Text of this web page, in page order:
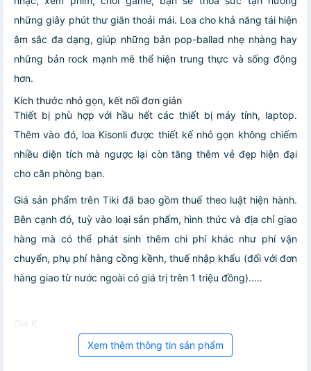
những giây phút thư giãn thoải mái. Loa cho khả năng tái hiện
âm sắc đa dạng, giúp những bản pop-ballad nhẹ nhàng hay
những bản rock mạnh mẽ thể hiện trung thực và sống động
hơn.
Kích thước nhỏ gọn, kết nối đơn giản
Thiết bị phù hợp với hầu hết các thiết bị máy tính, laptop.
Thêm vào đó, loa Kisonli được thiết kế nhỏ gọn không chiếm
nhiều diện tích mà ngược lại còn tăng thêm vẻ đẹp hiện đại
cho căn phòng bạn.
Giá sản phẩm trên Tiki đã bao gồm thuế theo luật hiện hành.
Bên cạnh đó, tuỳ vào loại sản phẩm, hình thức và địa chỉ giao
hàng mà có thể phát sinh thêm chi phí khác như phí vận
chuyển, phụ phí hàng cồng kềnh, thuế nhập khẩu (đối với đơn
hàng giao từ nước ngoài có giá trị trên 1 triệu đồng).....
Giá K
Xem thêm thông tin sản phẩm